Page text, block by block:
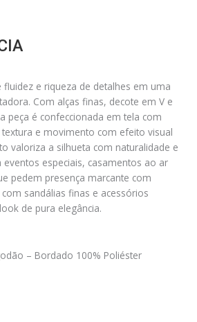
fluidez e riqueza de detalhes em uma
Com alças finas, decote em V e
peça é confeccionada em tela com
e movimento com efeito visual
valoriza a silhueta com naturalidade e
eventos especiais, casamentos ao ar
pedem presença marcante com
sandálias finas e acessórios
de pura elegância.
– Bordado 100% Poliéster